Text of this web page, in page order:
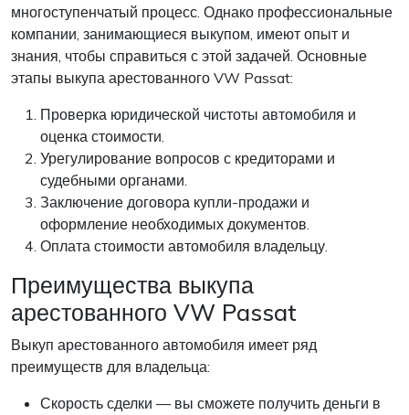
многоступенчатый процесс. Однако профессиональные
компании, занимающиеся выкупом, имеют опыт и
знания, чтобы справиться с этой задачей. Основные
этапы выкупа арестованного VW Passat:
Проверка юридической чистоты автомобиля и
оценка стоимости.
Урегулирование вопросов с кредиторами и
судебными органами.
Заключение договора купли-продажи и
оформление необходимых документов.
Оплата стоимости автомобиля владельцу.
Преимущества выкупа
арестованного VW Passat
Выкуп арестованного автомобиля имеет ряд
преимуществ для владельца:
Скорость сделки — вы сможете получить деньги в